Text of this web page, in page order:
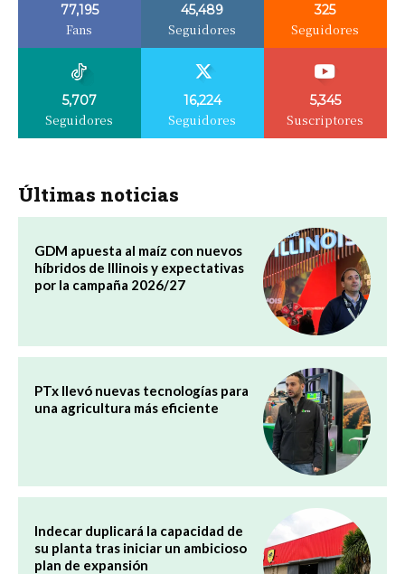
77,195
Fans
45,489
Seguidores
325
Seguidores
5,707
Seguidores
16,224
Seguidores
5,345
Suscriptores
Últimas noticias
GDM apuesta al maíz con nuevos
híbridos de Illinois y expectativas
por la campaña 2026/27
PTx llevó nuevas tecnologías para
una agricultura más eficiente
Indecar duplicará la capacidad de
su planta tras iniciar un ambicioso
plan de expansión